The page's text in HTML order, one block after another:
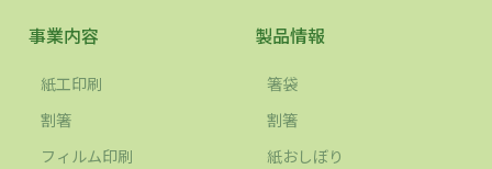
事業内容
紙工印刷
割箸
フィルム印刷
製品情報
箸袋
割箸
紙おしぼり